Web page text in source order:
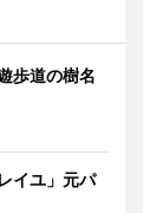
歩道の樹名
イユ」元パ